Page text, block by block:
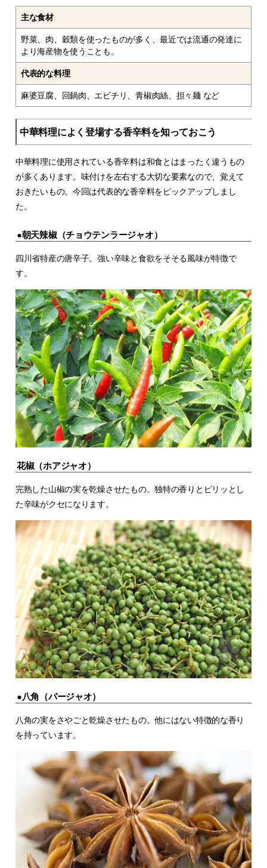
主な食材
野菜、肉、穀類を使ったものが多く、最近では流通の発達に
より海産物を使うことも。
代表的な料理
麻婆豆腐、回鍋肉、エビチリ、青椒肉絲、担々麺 など
中華料理によく登場する香辛料を知っておこう
中華料理に使用されている香辛料は和食とはまったく違うもの
が多くあります。味付けを左右する大切な要素なので、覚えて
おきたいもの。今回は代表的な香辛料をピックアップしまし
た。
●朝天辣椒（チョウテンラージャオ）
四川省特産の唐辛子。強い辛味と食欲をそそる風味が特徴で
す。
花椒（ホアジャオ）
完熟した山椒の実を乾燥させたもの。独特の香りとピリッとし
た辛味がクセになります。
●八角（パージャオ）
八角の実をさやごと乾燥させたもの。他にはない特徴的な香り
を持っています。